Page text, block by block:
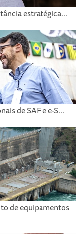
estratégica...
de SAF e e-S...
de equipamentos